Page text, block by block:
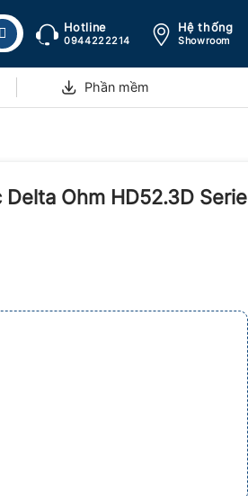
Hotline
0944222214
Hệ thống
Showroom
Phần mềm
Ohm HD52.3D Serie